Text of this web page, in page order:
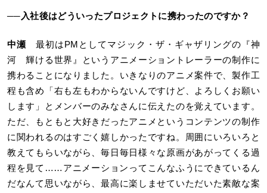
──入社後はどういったプロジェクトに携わったのですか？
中瀬 最初はPMとしてマジック・ザ・ギャザリングの『神
河 輝ける世界』というアニメーショントレーラーの制作に
携わることになりました。いきなりのアニメ案件で、製作工
程も含め「右も左もわからないんですけど、よろしくお願い
します」とメンバーのみなさんに伝えたのを覚えています。
ただ、もともと大好きだったアニメというコンテンツの制作
に関われるのはすごく嬉しかったですね。周囲にいろいろと
教えてもらいながら、毎日毎日様々な原画があがってくる過
程を見て……アニメーションってこんなふうにできているん
だなんて思いながら、最高に楽しませていただいた素敵な案